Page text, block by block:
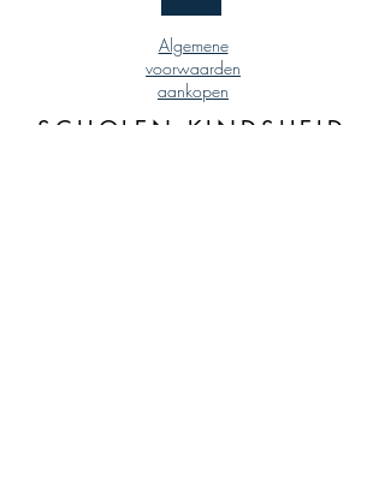
Algemene
voorwaarden
aankopen
SCHOLEN KINDSHEID